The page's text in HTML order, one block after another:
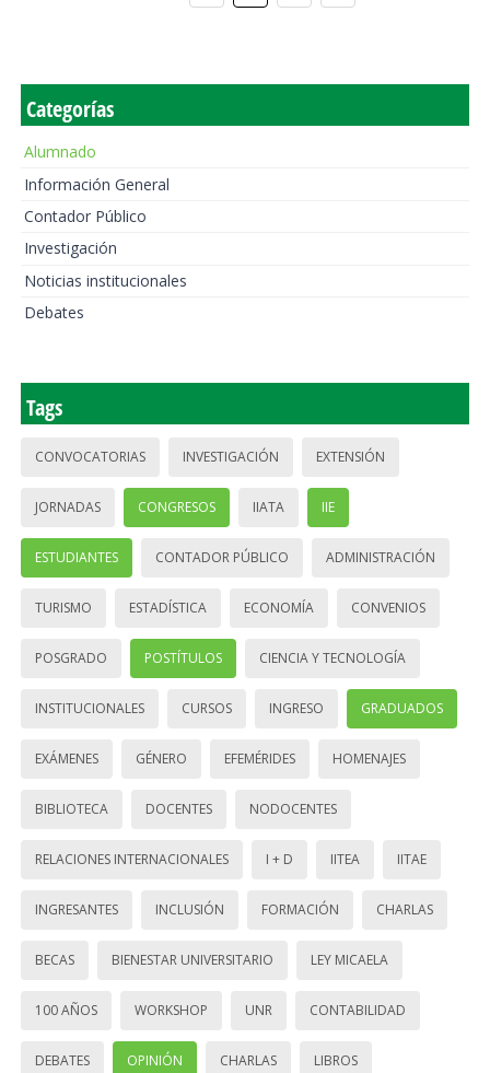
Categorías
Alumnado
Información General
Contador Público
Investigación
Noticias institucionales
Debates
Tags
CONVOCATORIAS INVESTIGACIÓN EXTENSIÓN
JORNADAS CONGRESOS IIATA IIE
ESTUDIANTES CONTADOR PÚBLICO ADMINISTRACIÓN
TURISMO ESTADÍSTICA ECONOMÍA CONVENIOS
POSGRADO POSTÍTULOS CIENCIA Y TECNOLOGÍA
INSTITUCIONALES CURSOS INGRESO GRADUADOS
EXÁMENES GÉNERO EFEMÉRIDES HOMENAJES
BIBLIOTECA DOCENTES NODOCENTES
RELACIONES INTERNACIONALES I + D IITEA IITAE
INGRESANTES INCLUSIÓN FORMACIÓN CHARLAS
BECAS BIENESTAR UNIVERSITARIO LEY MICAELA
100 AÑOS WORKSHOP UNR CONTABILIDAD
DEBATES OPINIÓN CHARLAS LIBROS